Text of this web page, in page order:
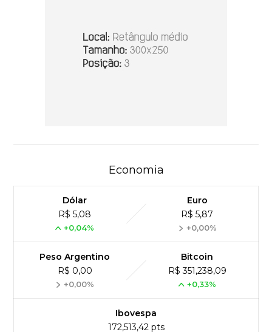
Economia
Dólar
R$ 5,08
+0,04%
Euro
R$ 5,87
+0,00%
Peso Argentino
R$ 0,00
+0,00%
Bitcoin
R$ 351,238,09
+0,33%
Ibovespa
172,513,42 pts